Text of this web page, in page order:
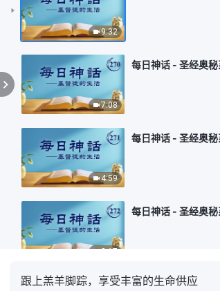
9:32
7:08
每日神话 - 圣经奥
4:59
每日神话 - 圣经奥
8:17
每日神话 - 圣经奥
每日神话 - 圣经奥秘
跟上羔羊脚踪，享受丰富的生命供应